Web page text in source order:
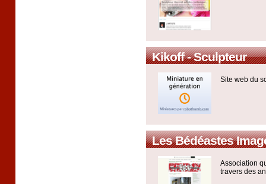
Kikoff - Sculpteur
Site web du
Les Bédéastes
Association
travers des